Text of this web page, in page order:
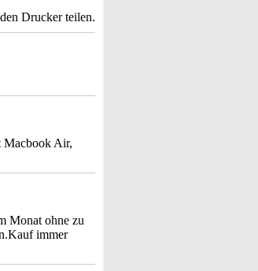
Drucker teilen.
Macbook Air,
Monat ohne zu
immer